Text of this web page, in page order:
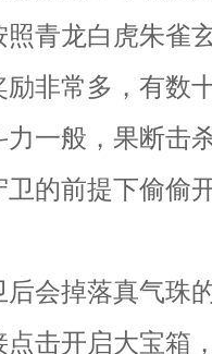
青龙白虎朱雀
非常多，有数
一般，果断击
的前提下偷偷
掉落真气珠
击开启大宝箱